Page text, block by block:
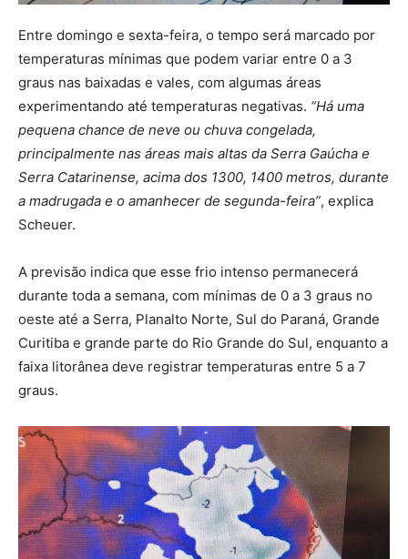
Entre domingo e sexta-feira, o tempo será marcado por
temperaturas mínimas que podem variar entre 0 a 3
graus nas baixadas e vales, com algumas áreas
experimentando até temperaturas negativas. “Há uma
pequena chance de neve ou chuva congelada,
principalmente nas áreas mais altas da Serra Gaúcha e
Serra Catarinense, acima dos 1300, 1400 metros, durante
a madrugada e o amanhecer de segunda-feira”, explica
Scheuer.
A previsão indica que esse frio intenso permanecerá
durante toda a semana, com mínimas de 0 a 3 graus no
oeste até a Serra, Planalto Norte, Sul do Paraná, Grande
Curitiba e grande parte do Rio Grande do Sul, enquanto a
faixa litorânea deve registrar temperaturas entre 5 a 7
graus.